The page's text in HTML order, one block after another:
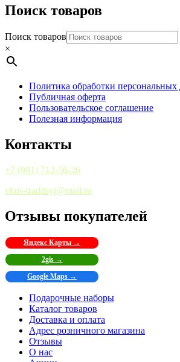
Поиск товаров
Поиск товаров
×
Политика обработки
Публичная оферта
Пользовательское соглашение
Полезная информация
Контакты
+7 (981) 712-56-26
vkus-traditsyi@mail.ru
Отзывы покупателей
Яндекс Карты →
2gis →
Google Maps →
Подарочные наборы
Каталог товаров
Доставка и оплата
Адрес розничного магазина
Отзывы
О нас